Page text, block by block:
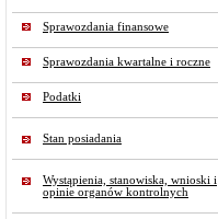
Sprawozdania finansowe
Sprawozdania kwartalne i roczne
Podatki
Stan posiadania
Wystąpienia, stanowiska, wnioski i
opinie organów kontrolnych